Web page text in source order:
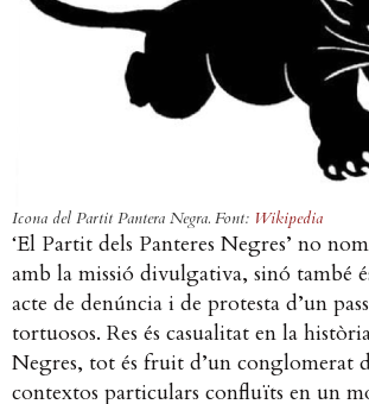
Icona del Partit Pantera Negra. Font: Wikipedia
‘El Partit dels Panteres Negres’ no
amb la missió divulgativa, sinó també
acte de denúncia i de protesta d’un
tortuosos. Res és casualitat en la
Negres, tot és fruit d’un conglomerat
contextos particulars confluïts en un